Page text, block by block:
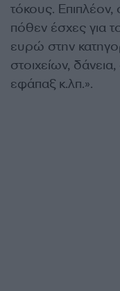
τόκους.
πόθεν έσχες για
ευρώ στην
στοιχείων,
εφάπαξ κ.λπ.».